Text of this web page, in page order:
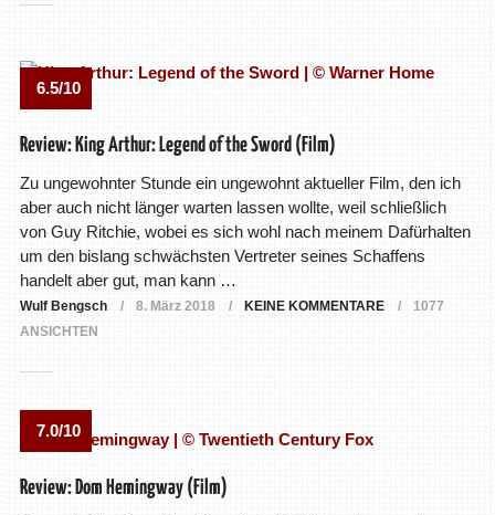
6.5/10
Review: King Arthur: Legend of the Sword (Film)
Zu ungewohnter Stunde ein ungewohnt aktueller Film, den ich
aber auch nicht länger warten lassen wollte, weil schließlich
von Guy Ritchie, wobei es sich wohl nach meinem Dafürhalten
um den bislang schwächsten Vertreter seines Schaffens
handelt aber gut, man kann …
Wulf Bengsch 8. März 2018 KEINE KOMMENTARE
1077
ANSICHTEN
7.0/10
Review: Dom Hemingway (Film)